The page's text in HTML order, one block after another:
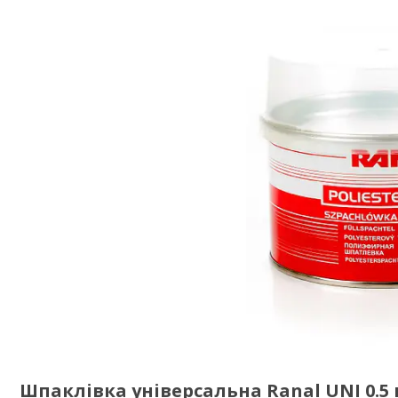
Шпаклівка універсальна Ranal UNI 0.5